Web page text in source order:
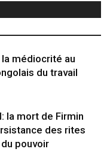
médiocrité au
du travail
la mort de Firmin
des rites
pouvoir